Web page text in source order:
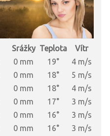
Srážky Teplota
Vítr
0 mm 19°
4 m/s
0 mm 18°
5 m/s
0 mm 18°
4 m/s
0 mm 17°
3 m/s
0 mm 16°
3 m/s
0 mm 16°
3 m/s